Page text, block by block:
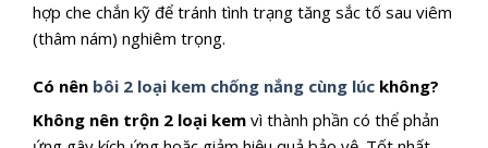
hợp che chắn kỹ để tránh tình trạng tăng sắc tố sau viêm
(thâm nám) nghiêm trọng.
Có nên bôi 2 loại kem chống nắng cùng lúc không?
Không nên trộn 2 loại kem vì thành phần có thể phản